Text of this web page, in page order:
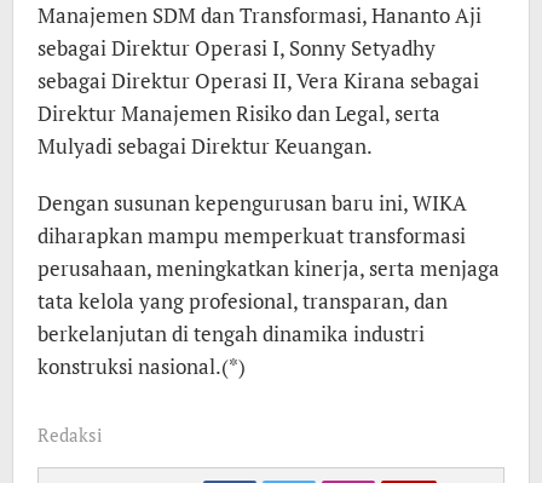
Manajemen SDM dan Transformasi, Hananto Aji
sebagai Direktur Operasi I, Sonny Setyadhy
sebagai Direktur Operasi II, Vera Kirana sebagai
Direktur Manajemen Risiko dan Legal, serta
Mulyadi sebagai Direktur Keuangan.
Dengan susunan kepengurusan baru ini, WIKA
diharapkan mampu memperkuat transformasi
perusahaan, meningkatkan kinerja, serta menjaga
tata kelola yang profesional, transparan, dan
berkelanjutan di tengah dinamika industri
konstruksi nasional.(*)
Redaksi